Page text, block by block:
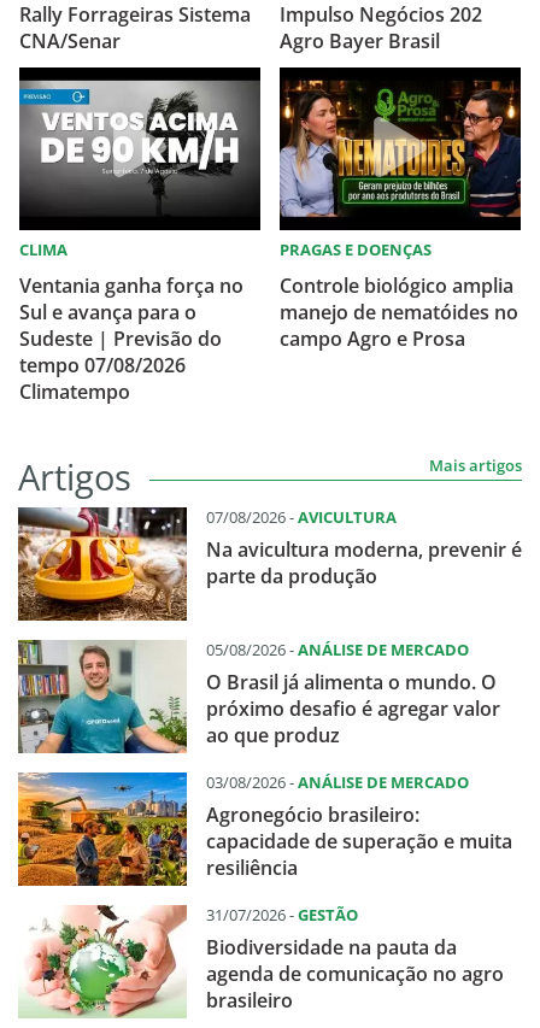
Rally Forrageiras Sistema
CNA/Senar
Impulso Negócios 202
Agro Bayer Brasil
CLIMA
Ventania ganha força no
Sul e avança para o
Sudeste | Previsão do
tempo 07/08/2026
Climatempo
PRAGAS E DOENÇAS
Controle biológico amplia
manejo de nematóides no
campo Agro e Prosa
Artigos Mais artigos
07/08/2026 -AVICULTURA
Na avicultura moderna, prevenir é
parte da produção
05/08/2026 -ANÁLISE DE MERCADO
O Brasil já alimenta o mundo. O
próximo desafio é agregar valor
ao que produz
03/08/2026 -ANÁLISE DE MERCADO
Agronegócio brasileiro:
capacidade de superação e muita
resiliência
31/07/2026 -GESTÃO
Biodiversidade na pauta da
agenda de comunicação no agro
brasileiro